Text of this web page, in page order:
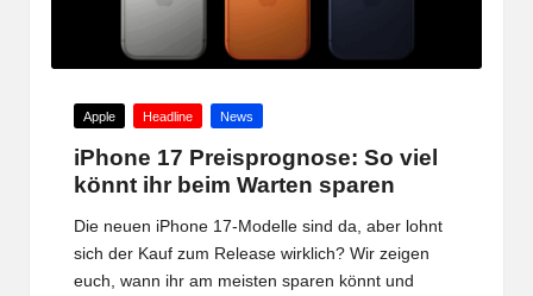
Posted
Apple Headline News
iPhone 17 Preisprognose: So viel
könnt ihr beim Warten sparen
Die neuen iPhone 17-Modelle sind da, aber lohnt
sich der Kauf zum Release wirklich? Wir zeigen
euch, wann ihr am meisten sparen könnt und